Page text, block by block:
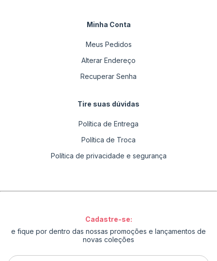
Minha Conta
Meus Pedidos
Alterar Endereço
Recuperar Senha
Tire suas dúvidas
Política de Entrega
Política de Troca
Política de privacidade e segurança
Cadastre-se:
e fique por dentro das nossas promoções e lançamentos de
novas coleções